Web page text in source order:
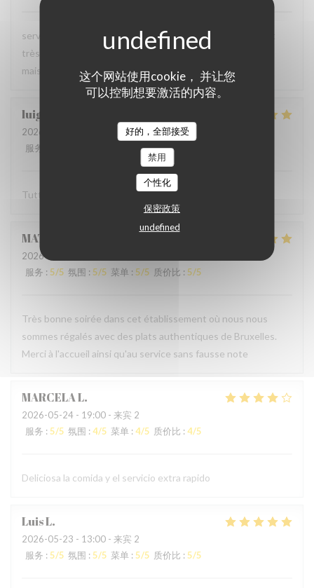
这个网站使用cookie， 并让您
可以控制想要激活的内容。
好的，全部接受
禁用
个性化
保密政策
undefined
serveur très agréable, les plats sont bien servis et surtout
très bons. Mention spéciale pour la mousse au chocolat
maison !
luigi
2026-06-07
- 14:30 - 来宾 2
服务
5/5 质价比
Tutto molto buono. Carbonade buonissima
MATHIEU
2026-06-07
服务 : 5/5 氛围 : 5/5 菜单 : 5/5 质价比 : 5/5
Très bonne soirée dans cet établissement où nous nous
sommes régalés avec des plats authentiques de Bruxelles.
Merci à l'accueil ainsi qu'au service sans fausse note
MARCELAL
2026-05-24 - 19:00 - 来宾 2
服务 : 5/5 氛围 : 4/5 菜单 : 4/5 质价比 : 4/5
Deliciosa la comida y el servicio extra rapido
LuisL
2026-05-23 - 13:00 - 来宾 2
服务 : 5/5 氛围 : 5/5 菜单 : 5/5 质价比 : 5/5